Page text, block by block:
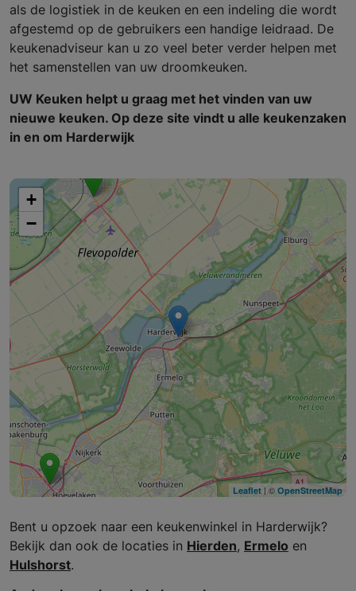
als de logistiek in de keuken en een indeling die wordt
afgestemd op de gebruikers een handige leidraad. De
keukenadviseur kan u zo veel beter verder helpen met
het samenstellen van uw droomkeuken.
UW Keuken helpt u graag met het vinden van uw
nieuwe keuken. Op deze site vindt u alle keukenzaken
in en om Harderwijk
+
−
Leaflet| © OpenStreetMap
Bent u opzoek naar een keukenwinkel in Harderwijk?
Bekijk dan ook de locaties in Hierden, Ermelo en
Hulshorst.